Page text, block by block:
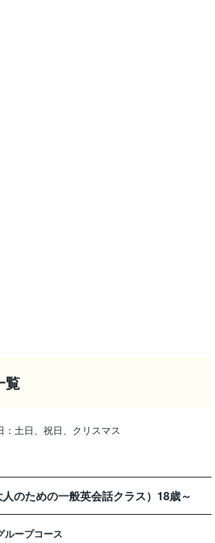
覧
土日、祝日、クリスマス
のための一般英会話クラス）18歳～
ループコース